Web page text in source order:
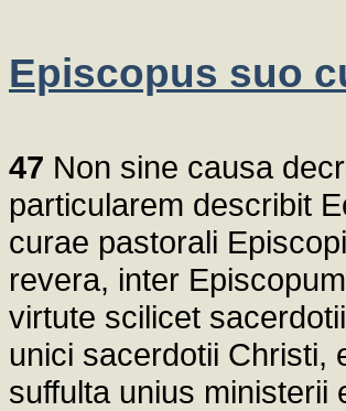
Episcopus suo
47 Non sine causa
particularem describit
curae pastorali
revera, inter
virtute scilicet
unici sacerdotii Christi,
suffulta unius ministerii